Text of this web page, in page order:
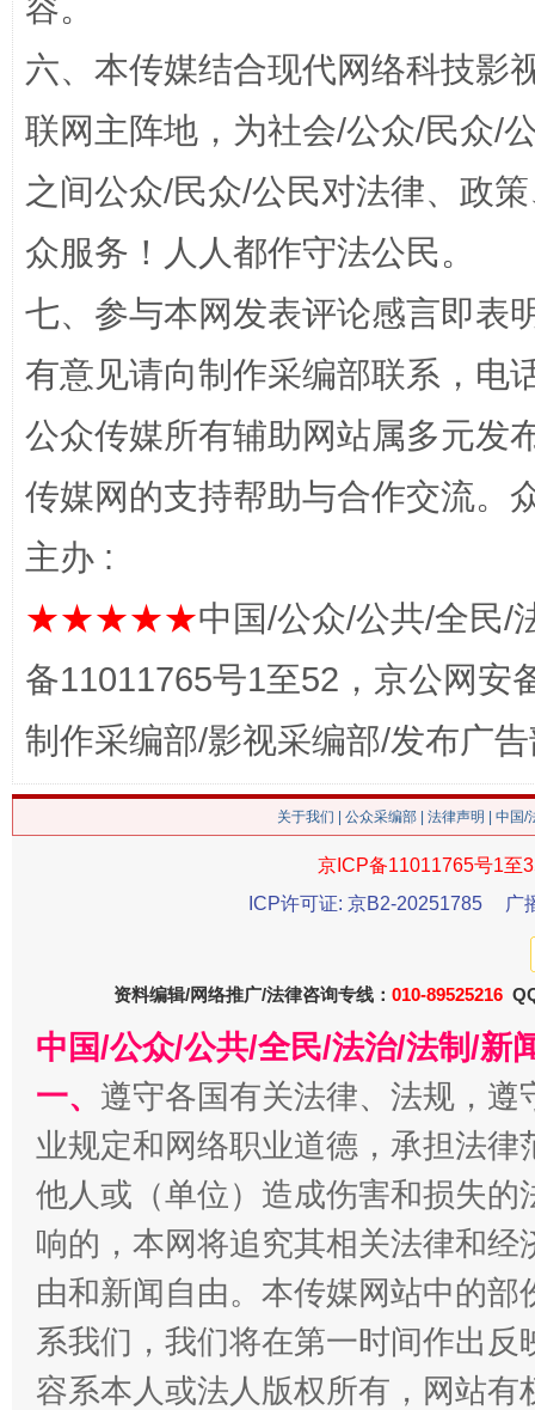
网上购药对药下症？
在谋一域中谋全局
今
习近平的博鳌关键词
魏明
容。
六、本传媒结合现代网络科技影
联网主阵地，为社会/公众/民众/
之间公众/民众/公民对法律、政
众服务！人人都作守法公民。
七、参与本网发表评论感言即表
有意见请向制作采编部联系，电
公众传媒所有辅助网站属多元发
传媒网的支持帮助与合作交流。
主办 :
★★★★★中国/公众/公共/全民/
备11011765号1至52，京公网安
制作采编部/影视采编部/发布广
关于我们 公众采编部 法律声明 | 中国
京ICP备11011765号1至
ICP许可证: 京B2-20251785
广
资料编辑/网络推广/法律咨询专线： 010-89525216
中国/公众/公共/全民/法治/法制/新
一、 遵守各国有关法律、法规，
业规定和网络职业道德，承担法
他人或（单位）造成伤害和损失
响的，本网将追究其相关法律和
由和新闻自由。本传媒网站中的
系我们，我们将在第一时间作出
容系本人或法人版权所有，网站